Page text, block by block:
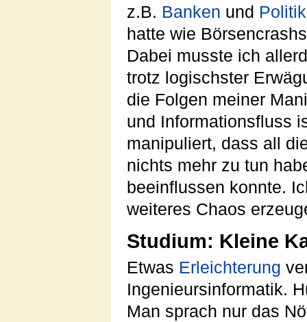
z.B. Banken und
hatte wie
Dabei musste ich
trotz logischster
die Folgen meiner
und Informationsfluss
manipuliert, dass all
nichts mehr zu tun
beeinflussen konnte.
weiteres Chaos
Studium: Kleine
Etwas Erleichterung
Ingenieursinformatik.
Man sprach nur das